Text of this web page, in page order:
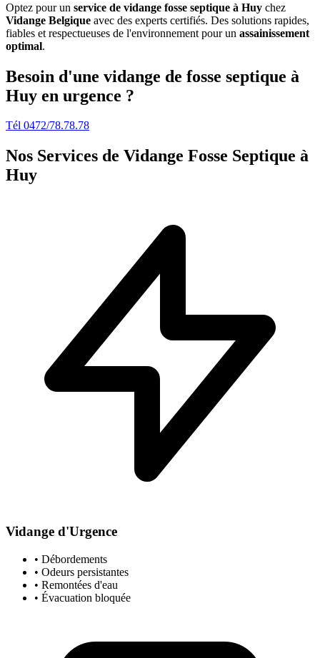
Optez pour un service de vidange fosse septique à Huy chez
Vidange Belgique avec des experts certifiés. Des solutions rapides,
fiables et respectueuses de l'environnement pour un assainissement
optimal.
Besoin d'une vidange de fosse septique à
Huy en urgence ?
Tél 0472/78.78.78
Nos Services de Vidange Fosse Septique à
Huy
Vidange d'Urgence
• Débordements
• Odeurs persistantes
• Remontées d'eau
• Évacuation bloquée